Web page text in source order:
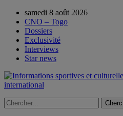
samedi 8 août 2026
CNO – Togo
Dossiers
Exclusivité
Interviews
Star news
international